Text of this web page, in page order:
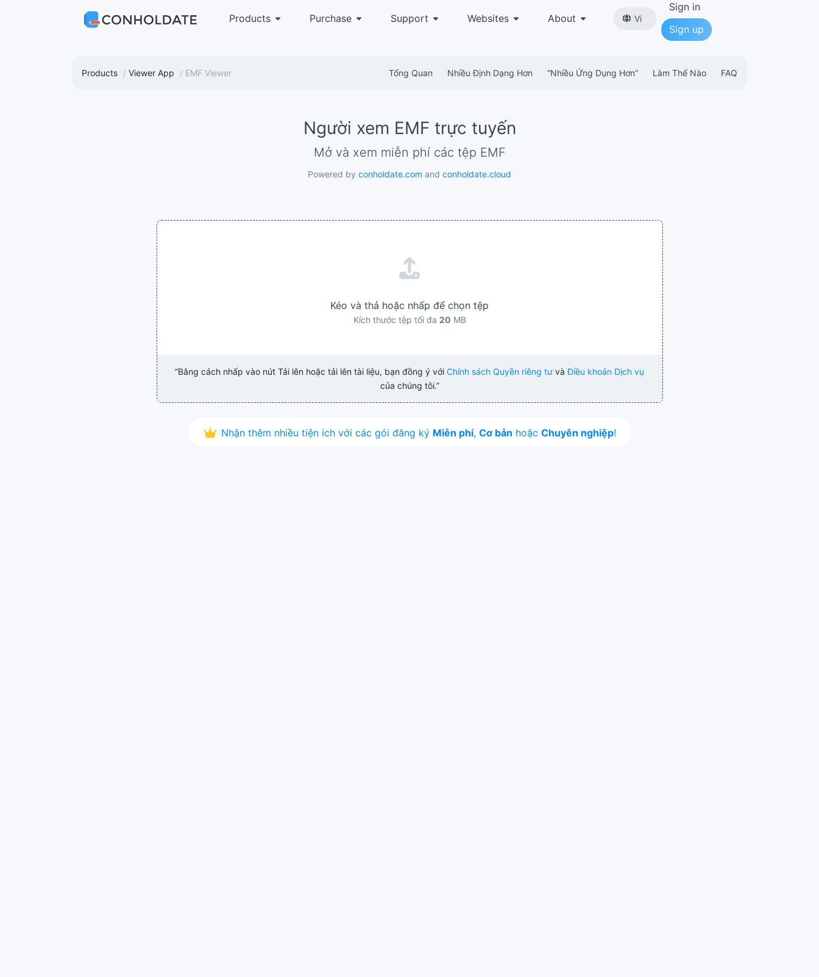
Products Purchase Support Websites About Vi
Sign in
Sign up
Products Viewer App EMF Viewer Tổng Quan Nhiều Định Dạng Hơn “nhiều Ứng Dụng Hơn” Làm Thế Nào FAQ
Người xem EMF trực tuyến
Mở và xem miễn phí các tệp EMF
Powered by conholdate.com and conholdate.cloud
Kéo và thả hoặc nhấp để chọn tệp
Kích thước tệp tối đa 20 MB
“Bằng cách nhấp vào nút Tải lên hoặc tải lên tài liệu, bạn đồng ý với Chính sách Quyền riêng tư vàĐiều khoản Dịch vụ
của chúng tôi.”
Nhận thêm nhiều tiện ích với các gói đăng ký Miễn phí, Cơ bản hoặc Chuyên nghiệp!